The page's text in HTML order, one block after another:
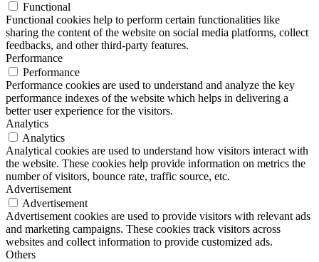
Functional
Functional cookies help to perform certain functionalities like
sharing the content of the website on social media platforms, collect
feedbacks, and other third-party features.
Performance
Performance
Performance cookies are used to understand and analyze the key
performance indexes of the website which helps in delivering a
better user experience for the visitors.
Analytics
Analytics
Analytical cookies are used to understand how visitors interact with
the website. These cookies help provide information on metrics the
number of visitors, bounce rate, traffic source, etc.
Advertisement
Advertisement
Advertisement cookies are used to provide visitors with relevant ads
and marketing campaigns. These cookies track visitors across
websites and collect information to provide customized ads.
Others